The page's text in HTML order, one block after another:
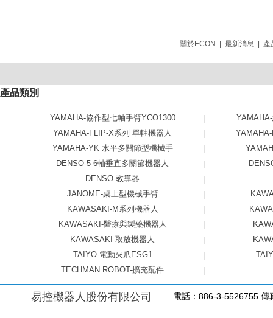
關於ECON 最新消息 產
產品類別
YAMAHA-協作型七軸手臂YCO1300 |
YAMAHA-FLIP-X系列 單軸機器人
|
YAMAHA-YK 水平多關節型機械手
|
DENSO-5-6軸垂直多關節機器人
|
DENSO-教導器
|
JANOME-桌上型機械手臂
|
KAWASAKI-M系列機器人
|
KAWASAKI-醫療與製藥機器人
|
KAWASAKI-取放機器人
|
TAIYO-電動夾爪ESG1
|
TECHMAN ROBOT-擴充配件
|
易控機器人股份有限公司 電話：886-3-5526755